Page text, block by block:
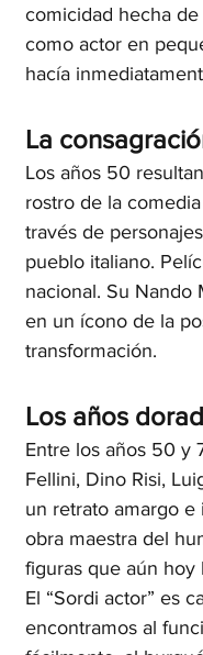
comicidad hecha
como actor en
hacía
La
Los años 50
rostro de la
través de
pueblo italiano.
nacional. Su Nando
en un ícono de la
transformación.
Los años
Entre los años 50 y
Fellini, Dino Risi,
un retrato amargo
obra maestra del
figuras que aún hoy
El “Sordi actor” es
encontramos al